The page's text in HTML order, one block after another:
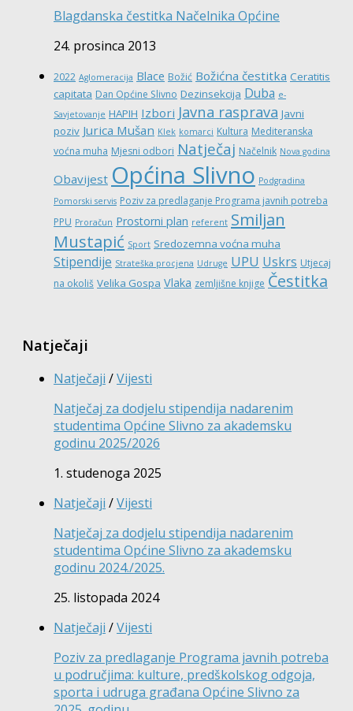
Blagdanska čestitka Načelnika Općine
24. prosinca 2013
2022 Aglomeracija Blace Božić Božićna čestitka Ceratitis
capitata Dan Općine Slivno Dezinsekcija Duba e-
Savjetovanje HAPIH Izbori Javna rasprava Javni
poziv Jurica Mušan Klek komarci Kultura Mediteranska
voćna muha Mjesni odbori Natječaj Načelnik Nova godina
Obavijest Općina Slivno Podgradina
Pomorski servis Poziv za predlaganje Programa javnih potreba
PPU Proračun Prostorni plan referent Smiljan
Mustapić Sport Sredozemna voćna muha
Stipendije Strateška procjena Udruge UPU Uskrs Utjecaj
na okoliš Velika Gospa Vlaka zemljišne knjige Čestitka
Natječaji
Natječaji /Vijesti
Natječaj za dodjelu stipendija nadarenim
studentima Općine Slivno za akademsku
godinu 2025/2026
1. studenoga 2025
Natječaji /Vijesti
Natječaj za dodjelu stipendija nadarenim
studentima Općine Slivno za akademsku
godinu 2024./2025.
25. listopada 2024
Natječaji /Vijesti
Poziv za predlaganje Programa javnih potreba
u područjima: kulture, predškolskog odgoja,
sporta i udruga građana Općine Slivno za